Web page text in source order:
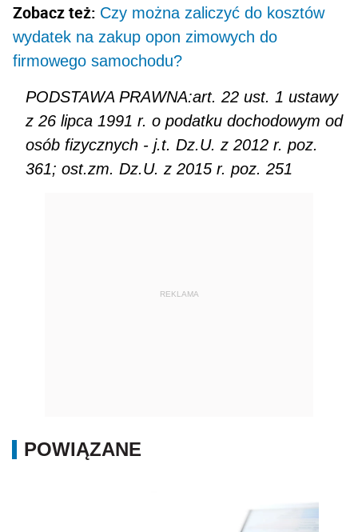
Zobacz też: Czy można zaliczyć do kosztów
wydatek na zakup opon zimowych do
firmowego samochodu?
PODSTAWA PRAWNA:art. 22 ust. 1 ustawy
z 26 lipca 1991 r. o podatku dochodowym od
osób fizycznych - j.t. Dz.U. z 2012 r. poz.
361; ost.zm. Dz.U. z 2015 r. poz. 251
REKLAMA
POWIĄZANE